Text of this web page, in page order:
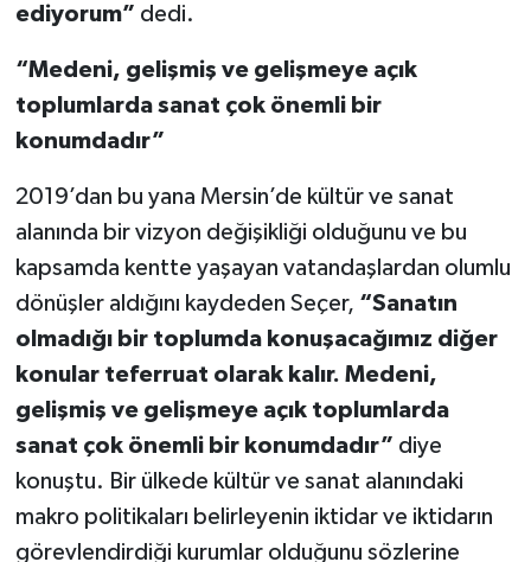
ediyorum” dedi.
“Medeni, gelişmiş ve gelişmeye açık
toplumlarda sanat çok önemli bir
konumdadır”
2019’dan bu yana Mersin’de kültür ve sanat
alanında bir vizyon değişikliği olduğunu ve bu
kapsamda kentte yaşayan vatandaşlardan olumlu
dönüşler aldığını kaydeden Seçer, “Sanatın
olmadığı bir toplumda konuşacağımız diğer
konular teferruat olarak kalır. Medeni,
gelişmiş ve gelişmeye açık toplumlarda
sanat çok önemli bir konumdadır” diye
konuştu. Bir ülkede kültür ve sanat alanındaki
makro politikaları belirleyenin iktidar ve iktidarın
görevlendirdiği kurumlar olduğunu sözlerine